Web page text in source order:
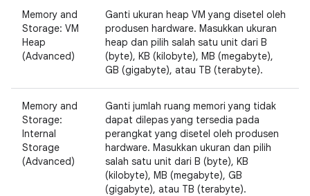
Memory and
Storage: VM
Heap
(Advanced)
Ganti ukuran heap VM yang disetel oleh
produsen hardware. Masukkan ukuran
heap dan pilih salah satu unit dari B
(byte), KB (kilobyte), MB (megabyte),
GB (gigabyte), atau TB (terabyte).
Memory and
Storage:
Internal
Storage
(Advanced)
Ganti jumlah ruang memori yang tidak
dapat dilepas yang tersedia pada
perangkat yang disetel oleh produsen
hardware. Masukkan ukuran dan pilih
salah satu unit dari B (byte), KB
(kilobyte), MB (megabyte), GB
(gigabyte), atau TB (terabyte).